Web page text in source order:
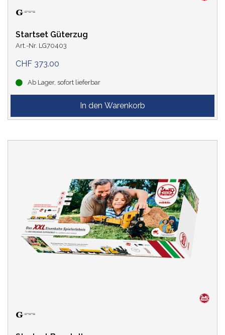
Startset Güterzug
Art.-Nr. LG70403
CHF 373.00
Ab Lager, sofort lieferbar